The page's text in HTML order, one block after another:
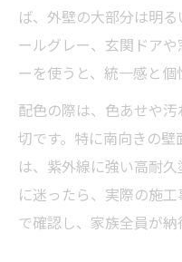
ば、外壁の大部分は明
ールグレー、玄関ドア
ーを使うと、統一感と個
配色の際は、色あせや
切です。特に南向きの
は、紫外線に強い高耐
に迷ったら、実際の施
で確認し、家族全員が納